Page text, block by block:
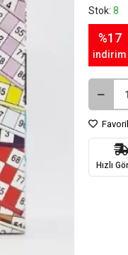
Stok: 8
%17
indirim
Hızlı